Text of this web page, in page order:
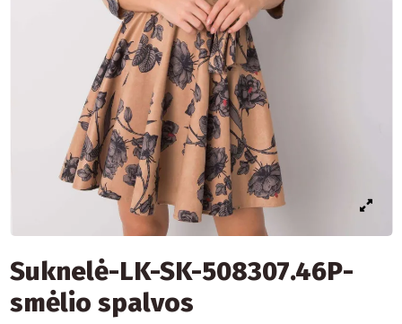
Suknelė-LK-SK-508307.46P-
smėlio spalvos